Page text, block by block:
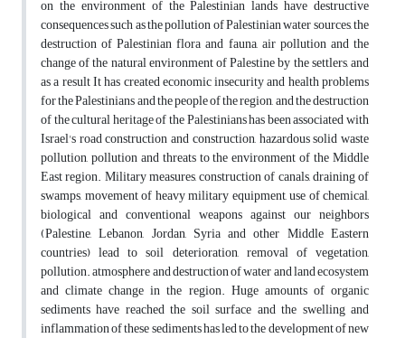
on the environment of the Palestinian lands have destructive
consequences such as the pollution of Palestinian water sources, the
destruction of Palestinian flora and fauna, air pollution and the
change of the natural environment of Palestine by the settlers, and
as a result It has created economic insecurity and health problems
for the Palestinians and the people of the region, and the destruction
of the cultural heritage of the Palestinians has been associated with
Israel's road construction and construction, hazardous solid waste
pollution, pollution and threats to the environment of the Middle
East region. Military measures, construction of canals, draining of
swamps, movement of heavy military equipment, use of chemical,
biological and conventional weapons against our neighbors
(Palestine, Lebanon, Jordan, Syria and other Middle Eastern
countries) lead to soil deterioration, removal of vegetation,
pollution. atmosphere and destruction of water and land ecosystem
and climate change in the region. Huge amounts of organic
sediments have reached the soil surface and the swelling and
inflammation of these sediments has led to the development of new